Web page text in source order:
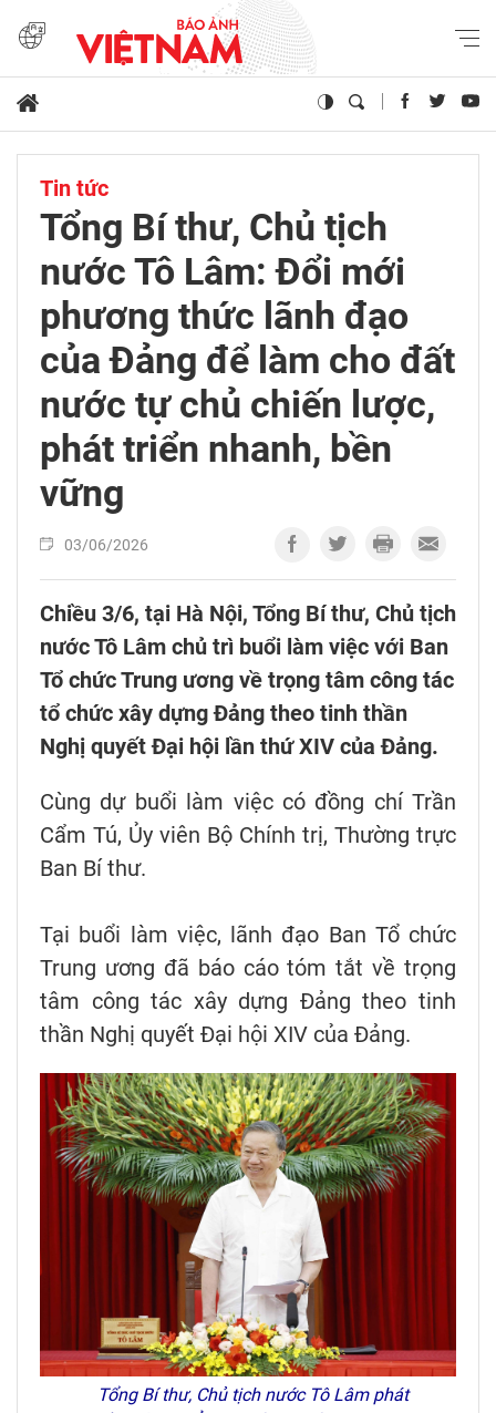
Tin tức
Tổng Bí thư, Chủ tịch
nước Tô Lâm: Đổi mới
phương thức lãnh đạo
của Đảng để làm cho đất
nước tự chủ chiến lược,
phát triển nhanh, bền
vững
03/06/2026
Chiều 3/6, tại Hà Nội, Tổng Bí thư, Chủ tịch
nước Tô Lâm chủ trì buổi làm việc với Ban
Tổ chức Trung ương về trọng tâm công tác
tổ chức xây dựng Đảng theo tinh thần
Nghị quyết Đại hội lần thứ XIV của Đảng.
Cùng dự buổi làm việc có đồng chí Trần
Cẩm Tú, Ủy viên Bộ Chính trị, Thường trực
Ban Bí thư.
Tại buổi làm việc, lãnh đạo Ban Tổ chức
Trung ương đã báo cáo tóm tắt về trọng
tâm công tác xây dựng Đảng theo tinh
thần Nghị quyết Đại hội XIV của Đảng.
Tổng Bí thư, Chủ tịch nước Tô Lâm phát